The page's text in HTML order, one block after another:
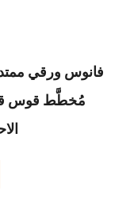
فانوس ورقي
مُخطَّط قوس